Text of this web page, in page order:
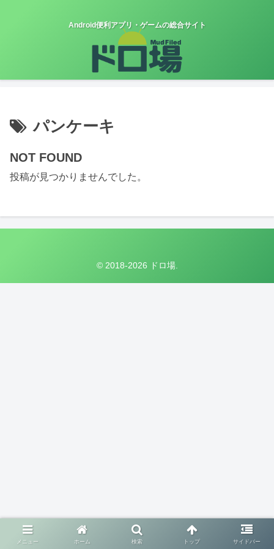
Android便利アプリ・ゲームの総合サイト
パンケーキ
NOT FOUND
投稿が見つかりませんでした。
© 2018-2026 ドロ場.
メニュー ホーム 検索 トップ サイドバー